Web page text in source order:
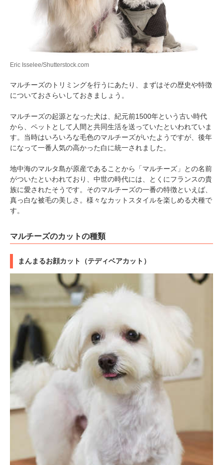
Eric Isselee/Shutterstock.com
マルチーズのトリミングを行うにあたり、まずはその歴史や特徴
についておさらいしておきましょう。
マルチーズの起源となった犬は、紀元前1500年という古い時代
から、ペットとして人間と共同生活を送っていたといわれていま
す。当時はいろいろな毛色のマルチーズがいたようですが、後年
になって一番人気の高かった白に統一されました。
地中海のマルタ島が原産であることから「マルチーズ」との名前
がついたといわれており、中世の時代には、とくにフランスの貴
族に愛されたそうです。そのマルチーズの一番の特徴といえば、
真っ白な被毛の美しさ。様々なカットスタイルを楽しめる犬種で
す。
マルチーズのカットの種類
まんまるお顔カット（テディベアカット）